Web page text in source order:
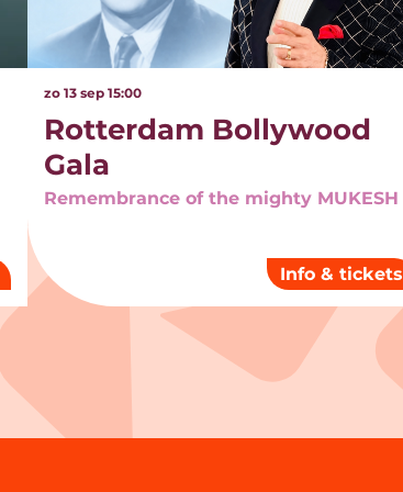
Rotterdam Bollywood
Gala
Remembrance of the mighty MUKESH
zo 13 sep 15:00
Info & tickets